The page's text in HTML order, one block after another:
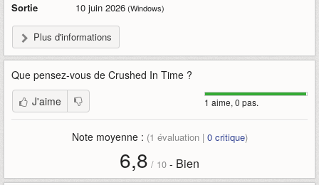
Sortie 10 juin 2026(Windows)
Plus d'informations
Que pensez-vous de Crushed In Time ?
1 aime, 0 pas.
J'aime
Note moyenne : (1 évaluation | 0critique)
6,8 / 10 - Bien